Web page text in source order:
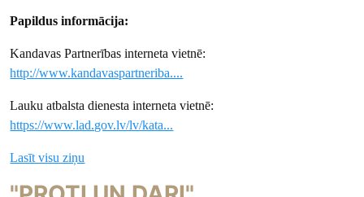
Papildus informācija:
Kandavas Partnerības interneta vietnē:
http://www.kandavaspartneriba....
Lauku atbalsta dienesta interneta vietnē:
https://www.lad.gov.lv/lv/kata...
Lasīt visu ziņu